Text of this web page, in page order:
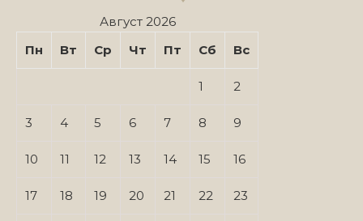
Август 2026
Пн
Вт Ср Чт Пт Сб Вс
1 2
3 4 5 6 7 8 9
10 11 12 13 14 15 16
17 18 19 20 21 22 23